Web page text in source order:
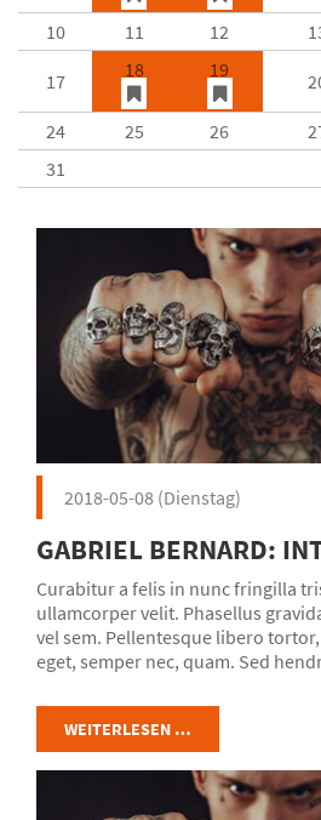
10 11 12
17 18 19
24 25 26
31
2018-05-08 (Dienstag)
GABRIEL BERNARD:
Curabitur a felis in nunc fringilla
ullamcorper velit. Phasellus
vel sem. Pellentesque libero
eget, semper nec, quam. Sed
WEITERLESEN …